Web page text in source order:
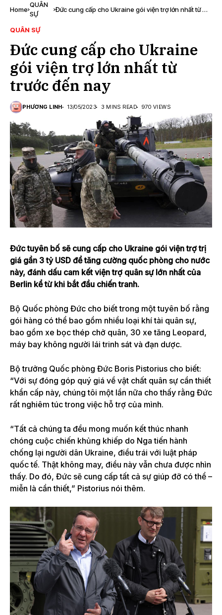
Home
QUÂN
SỰ
Đức cung cấp cho Ukraine gói viện trợ lớn nhất từ ​​
QUÂN SỰ
Đức cung cấp cho Ukraine
gói viện trợ lớn nhất từ ​​
trước đến nay
PHƯƠNG LINH 13/05/2023 3 MINS READ 970 VIEWS
Đức tuyên bố sẽ cung cấp cho Ukraine gói viện trợ trị
giá gần 3 tỷ USD để tăng cường quốc phòng cho nước
này, đánh dấu cam kết viện trợ quân sự lớn nhất của
Berlin kể từ khi bắt đầu chiến tranh.
Bộ Quốc phòng Đức cho biết trong một tuyên bố rằng
gói hàng có thể bao gồm nhiều loại khí tài quân sự,
bao gồm xe bọc thép chở quân, 30 xe tăng Leopard,
máy bay không người lái trinh sát và đạn dược.
Bộ trưởng Quốc phòng Đức Boris Pistorius cho biết:
“Với sự đóng góp quý giá về vật chất quân sự cần thiết
khẩn cấp này, chúng tôi một lần nữa cho thấy rằng Đức
rất nghiêm túc trong việc hỗ trợ của mình.
“Tất cả chúng ta đều mong muốn kết thúc nhanh
chóng cuộc chiến khủng khiếp do Nga tiến hành
chống lại người dân Ukraine, điều trái với luật pháp
quốc tế. Thật không may, điều này vẫn chưa được nhìn
thấy. Do đó, Đức sẽ cung cấp tất cả sự giúp đỡ có thể –
miễn là cần thiết,” Pistorius nói thêm.